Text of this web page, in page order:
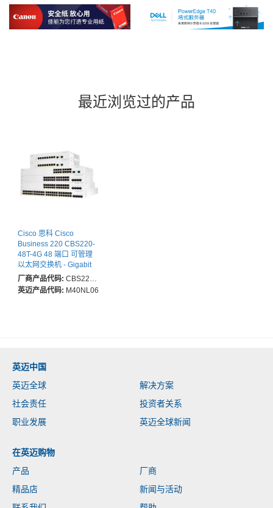
最近浏览过的产品
Cisco 思科 Cisco
Business 220 CBS220-
48T-4G 48 端口 可管理
以太网交换机 - Gigabit
Ethernet -
10/100/1000Base-T,
1000Base-X - 2 层支持 -
厂商产品代码: CBS220-48T-4G-CN
英迈产品代码: M40NL06
英迈中国
英迈全球
解决方案
社会责任
投资者关系
职业发展
英迈全球新闻
在英迈购物
产品
厂商
精品店
新闻与活动